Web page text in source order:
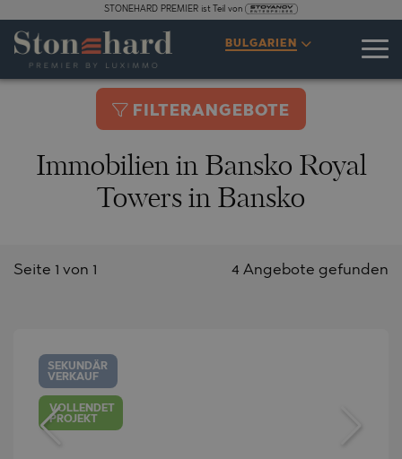
STONEHARD PREMIER ist Teil von
BULGARIEN
FILTERANGEBOTE
Immobilien in Bansko Royal
Towers in Bansko
4 Angebote gefunden
Seite 1 von 1
SEKUNDÄR
VERKAUF
VOLLENDET
PROJEKT